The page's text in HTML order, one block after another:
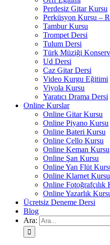
Perdesiz Gitar Kursu
Perküsyon Kursu –
Tambur Kursu
Trompet Dersi
Tulum Dersi
Türk Müziği
Ud Dersi
Caz Gitar Dersi
Video Kurgu Eğitimi
Viyola Kursu
Yaratıcı Drama Dersi
Online Kurslar
Online Gitar Kursu
Online Piyano Kursu
Online Bateri Kursu
Online Çello Kursu
Online Keman Kursu
Online Şan Kursu
Online Yan Flüt
Online Klarnet Kursu
Online Fotoğrafçılık
Online Yazarlık
Ücretsiz Deneme Dersi
Blog
Ara: